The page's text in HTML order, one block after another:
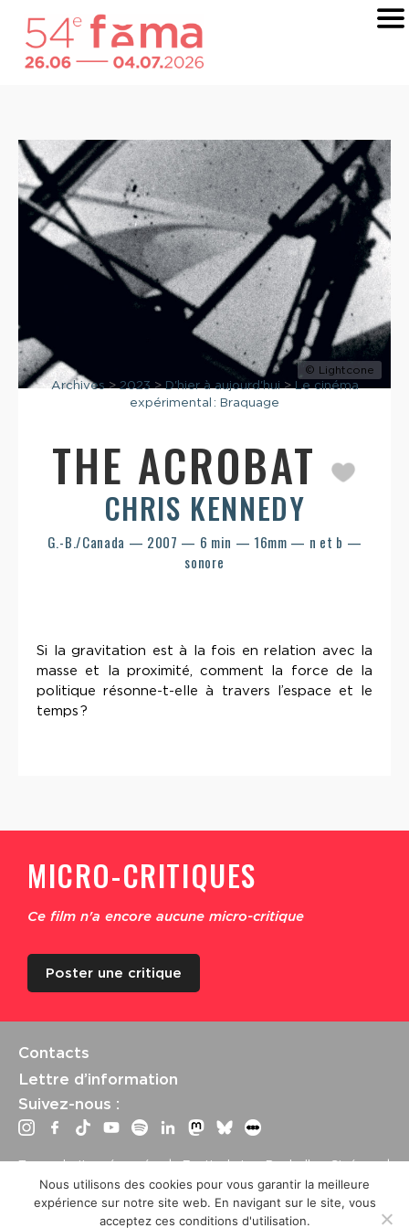
© Lightcone
Archives>2023>D'hier à aujourd'hui>Le cinéma
expérimental : Braquage
THE ACROBAT
CHRIS KENNEDY
G.-B./Canada — 2007 — 6 min — 16mm — n et b —
sonore
Si la gravitation est à la fois en relation avec la
masse et la proximité, comment la force de la
politique résonne-t-elle à travers l’espace et le
temps ?
MICRO-CRITIQUES
Ce film n'a encore aucune micro-critique
Poster une critique
Contacts
Lettre d’information
Suivez-nous :
Tous droits réservés | Festival La Rochelle Cinéma |
International Film Festival – Mentions légales –Conditions
générales de vente
Crédits site : Marine Breton, design ;Etienne Delcambre,
Nous utilisons des cookies pour vous garantir la meilleure
expérience sur notre site web. En navigant sur le site, vous
acceptez ces conditions d'utilisation.